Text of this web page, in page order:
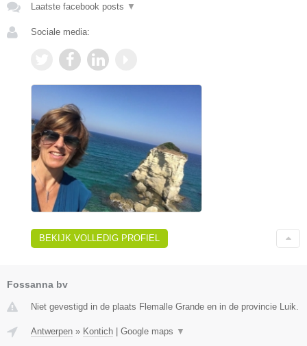
Laatste facebook posts ▼
Sociale media:
BEKIJK VOLLEDIG PROFIEL
Fossanna bv
Niet gevestigd in de plaats Flemalle Grande en in de provincie Luik.
Antwerpen » Kontich Google maps ▼